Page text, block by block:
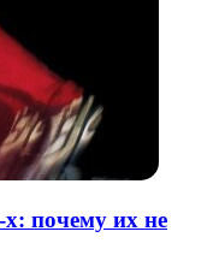
почему их не